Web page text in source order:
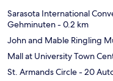
Sarasota International
Gehminuten- 0.2 km
John and Mable Ringling
Mall at University Town
St. Armands Circle- 20